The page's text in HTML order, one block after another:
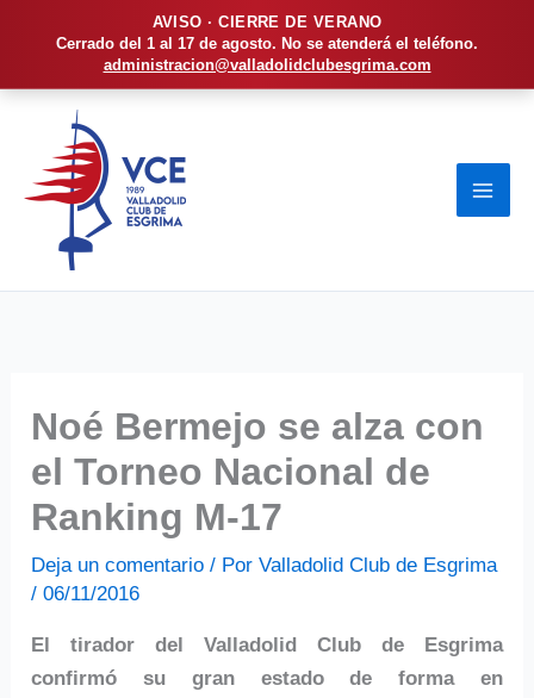
AVISO · CIERRE DE VERANO
Cerrado del 1 al 17 de agosto. No se atenderá el teléfono.
administracion@valladolidclubesgrima.com
contenido
Noé Bermejo se alza con
el Torneo Nacional de
Ranking M-17
Deja un comentario / PorValladolid Club de Esgrima
/06/11/2016
El tirador del Valladolid Club de Esgrima
confirmó su gran estado de forma en